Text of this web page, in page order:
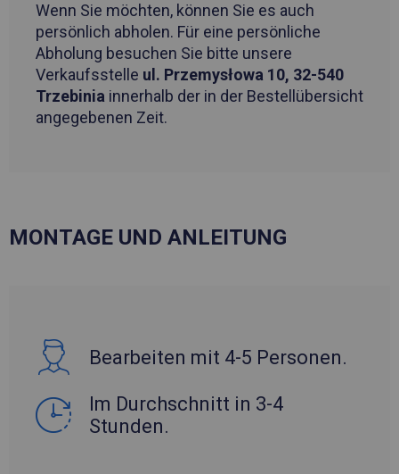
Wenn Sie möchten, können Sie es auch
persönlich abholen. Für eine persönliche
Abholung besuchen Sie bitte unsere
Verkaufsstelle ul. Przemysłowa 10, 32-540
Trzebinia innerhalb der in der Bestellübersicht
angegebenen Zeit.
MONTAGE UND ANLEITUNG
Bearbeiten mit 4-5 Personen.
Im Durchschnitt in 3-4
Stunden.